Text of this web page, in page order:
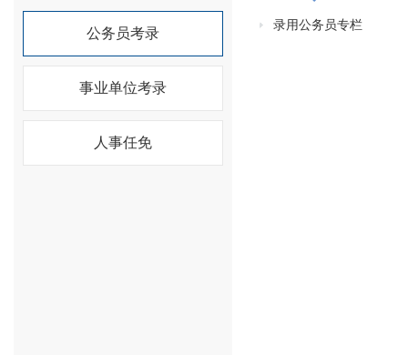
公务员考录
事业单位考录
人事任免
录用公务员专栏